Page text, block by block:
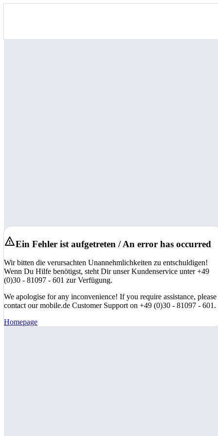
Ein Fehler ist aufgetreten / An error has occurred
Wir bitten die verursachten Unannehmlichkeiten zu entschuldigen!
Wenn Du Hilfe benötigst, steht Dir unser Kundenservice unter +49
(0)30 - 81097 - 601 zur Verfügung.
We apologise for any inconvenience! If you require assistance, please
contact our mobile.de Customer Support on +49 (0)30 - 81097 - 601.
Homepage